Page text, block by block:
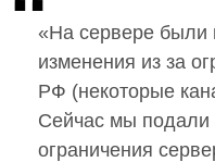
«На сервере
изменения из за
РФ (некоторые
Сейчас мы подали
ограничения